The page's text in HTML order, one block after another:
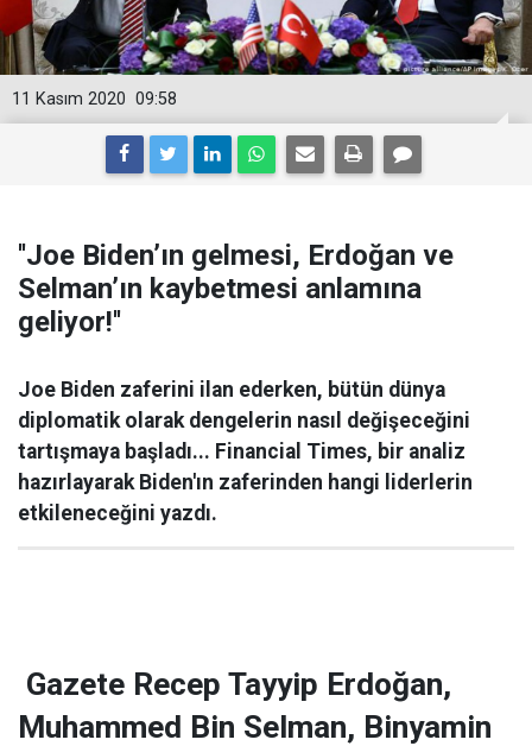
09:58
11 Kasım 2020
''Joe Biden’ın gelmesi, Erdoğan ve
Selman’ın kaybetmesi anlamına
geliyor!''
Joe Biden zaferini ilan ederken, bütün dünya
diplomatik olarak dengelerin nasıl değişeceğini
tartışmaya başladı... Financial Times, bir analiz
hazırlayarak Biden'ın zaferinden hangi liderlerin
etkileneceğini yazdı.
Gazete Recep Tayyip Erdoğan,
Muhammed Bin Selman, Binyamin